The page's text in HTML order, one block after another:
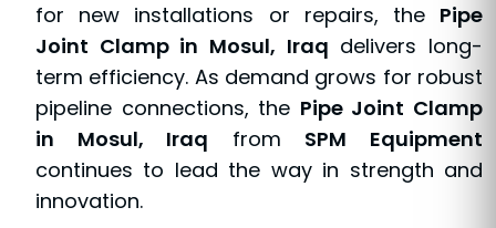
for new installations or repairs, the Pipe
Joint Clamp in Mosul, Iraq delivers long-
term efficiency. As demand grows for robust
pipeline connections, the Pipe Joint Clamp
in Mosul, Iraq from SPM Equipment
continues to lead the way in strength and
innovation.